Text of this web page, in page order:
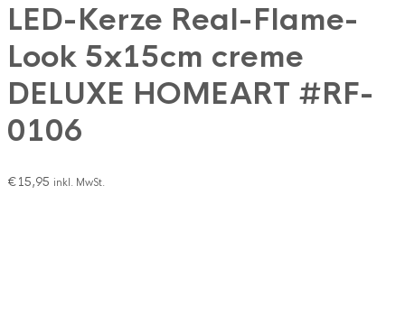
LED-Kerze Real-Flame-
Look 5x15cm creme
DELUXE HOMEART #RF-
0106
€15,95 inkl. MwSt.